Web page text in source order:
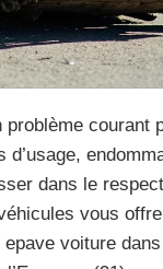
courant
dans le
vous
voiture